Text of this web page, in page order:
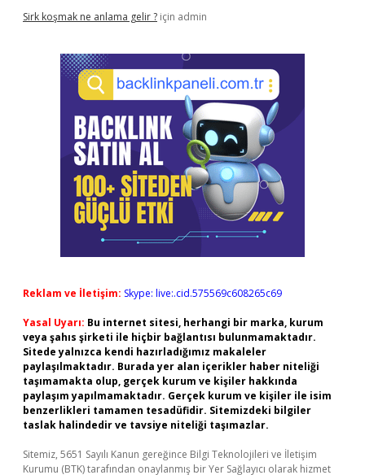
Sirk koşmak ne anlama gelir ? için admin
Reklam ve İletişim: Skype: live:.cid.575569c608265c69
Yasal Uyarı: Bu internet sitesi, herhangi bir marka, kurum
veya şahıs şirketi ile hiçbir bağlantısı bulunmamaktadır.
Sitede yalnızca kendi hazırladığımız makaleler
paylaşılmaktadır. Burada yer alan içerikler haber niteliği
taşımamakta olup, gerçek kurum ve kişiler hakkında
paylaşım yapılmamaktadır. Gerçek kurum ve kişiler ile isim
benzerlikleri tamamen tesadüfidir. Sitemizdeki bilgiler
taslak halindedir ve tavsiye niteliği taşımazlar.
Sitemiz, 5651 Sayılı Kanun gereğince Bilgi Teknolojileri ve İletişim
Kurumu (BTK) tarafından onaylanmış bir Yer Sağlayıcı olarak hizmet